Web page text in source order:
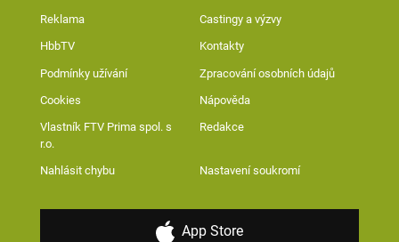
Reklama Castingy a výzvy
HbbTV Kontakty
Podmínky užívání Zpracování osobních údajů
Cookies Nápověda
Vlastník FTV Prima spol. s
r.o.
Redakce
Nahlásit chybu Nastavení soukromí
App Store